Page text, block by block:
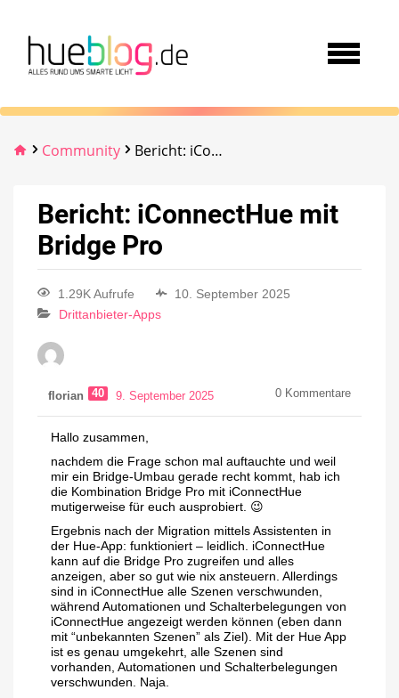
Community Bericht: iConnectHue mit Bridge Pro
Bericht: iConnectHue mit
Bridge Pro
1.29K Aufrufe
10. September 2025
Drittanbieter-Apps
florian 40 9. September 2025 0 Kommentare
Hallo zusammen,
nachdem die Frage schon mal auftauchte und weil
mir ein Bridge-Umbau gerade recht kommt, hab ich
die Kombination Bridge Pro mit iConnectHue
mutigerweise für euch ausprobiert. 😉
Ergebnis nach der Migration mittels Assistenten in
der Hue-App: funktioniert – leidlich. iConnectHue
kann auf die Bridge Pro zugreifen und alles
anzeigen, aber so gut wie nix ansteuern. Allerdings
sind in iConnectHue alle Szenen verschwunden,
während Automationen und Schalterbelegungen von
iConnectHue angezeigt werden können (eben dann
mit “unbekannten Szenen” als Ziel). Mit der Hue App
ist es genau umgekehrt, alle Szenen sind
vorhanden, Automationen und Schalterbelegungen
verschwunden. Naja.